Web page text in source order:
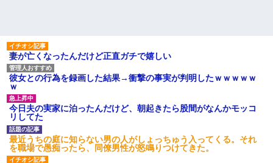
の？ｗｗ」「逆に超安い」
私「ちょっと、人の家の金庫
触らないでよ！」キチママ『そ
こに金庫があったから、開けて
みようとしただけ☆』義兄「泥
は出てけ！二度と来るな！」結
果・・・
私「初めて飲む味だけどなん
のお茶？」彼「ちっ！」私「」
【GIF】JSのカンチョーワロ
タ
後続車にクラクションを鳴ら
妻が亡くなったんだけど正直ガチで嬉しい
彼女との行為を録画した結果→衝撃の事実が判明したｗｗｗｗｗ
ｗ
今日夫の実家に泊ったんだけど、朝起きたら股間がなんかモッコ
リしてた
最近うちの庭に知らない男の人がしょっちゅう入ってくる。それ
を職場で愚痴ったら、同僚男性が怒鳴りつけてきた。